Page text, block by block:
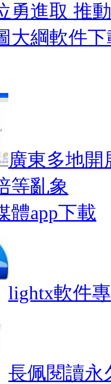
勇進取 推
大綱軟件
廣東多地
等亂象
體app下載
lightx軟件
長佩閱讀永